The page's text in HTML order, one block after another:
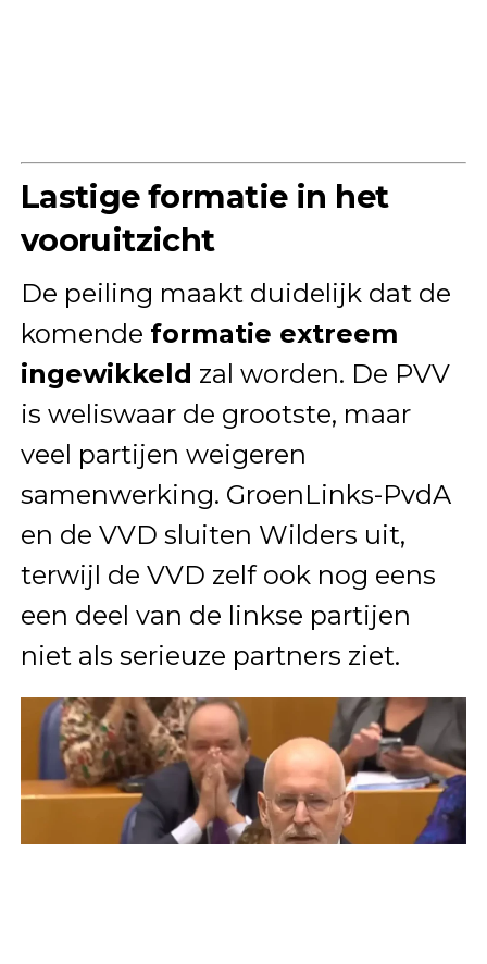
Lastige formatie in het
vooruitzicht
De peiling maakt duidelijk dat de
komende formatie extreem
ingewikkeld zal worden. De PVV
is weliswaar de grootste, maar
veel partijen weigeren
samenwerking. GroenLinks-PvdA
en de VVD sluiten Wilders uit,
terwijl de VVD zelf ook nog eens
een deel van de linkse partijen
niet als serieuze partners ziet.